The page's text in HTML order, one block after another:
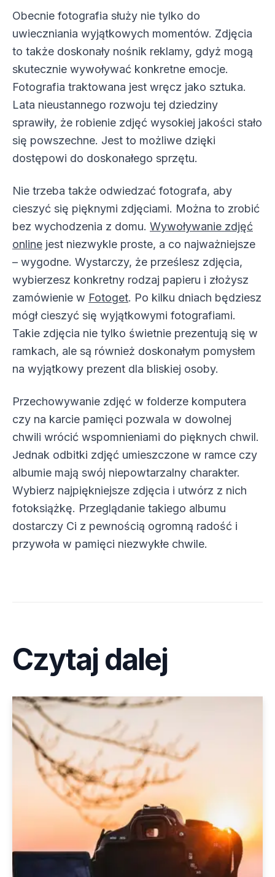
Obecnie fotografia służy nie tylko do
uwieczniania wyjątkowych momentów. Zdjęcia
to także doskonały nośnik reklamy, gdyż mogą
skutecznie wywoływać konkretne emocje.
Fotografia traktowana jest wręcz jako sztuka.
Lata nieustannego rozwoju tej dziedziny
sprawiły, że robienie zdjęć wysokiej jakości stało
się powszechne. Jest to możliwe dzięki
dostępowi do doskonałego sprzętu.
Nie trzeba także odwiedzać fotografa, aby
cieszyć się pięknymi zdjęciami. Można to zrobić
bez wychodzenia z domu. Wywoływanie zdjęć
online jest niezwykle proste, a co najważniejsze
– wygodne. Wystarczy, że prześlesz zdjęcia,
wybierzesz konkretny rodzaj papieru i złożysz
zamówienie w Fotoget. Po kilku dniach będziesz
mógł cieszyć się wyjątkowymi fotografiami.
Takie zdjęcia nie tylko świetnie prezentują się w
ramkach, ale są również doskonałym pomysłem
na wyjątkowy prezent dla bliskiej osoby.
Przechowywanie zdjęć w folderze komputera
czy na karcie pamięci pozwala w dowolnej
chwili wrócić wspomnieniami do pięknych chwil.
Jednak odbitki zdjęć umieszczone w ramce czy
albumie mają swój niepowtarzalny charakter.
Wybierz najpiękniejsze zdjęcia i utwórz z nich
fotoksiążkę. Przeglądanie takiego albumu
dostarczy Ci z pewnością ogromną radość i
przywoła w pamięci niezwykłe chwile.
Czytaj dalej